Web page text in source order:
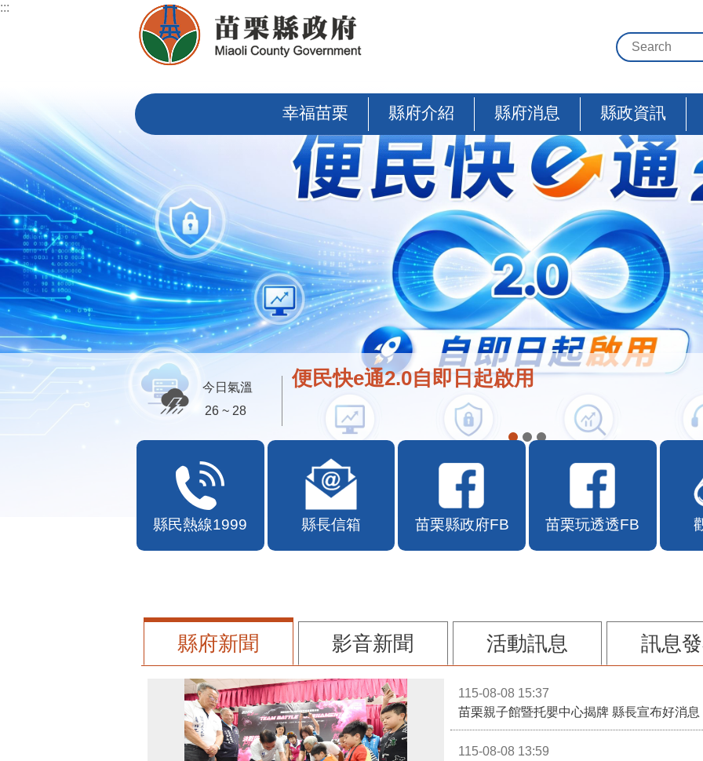
跳到主要內容區塊
:::
幸福苗栗 縣府介紹 縣府消息 縣政資訊
便民快e通2.0自即日起啟用
今日氣溫
26 ~ 28
縣民熱線1999 縣長信箱 苗栗縣政府FB 苗栗玩透透FB
縣府新聞 影音新聞 活動訊息 訊息
115-08-08 15:37
苗栗親子館暨托嬰中心揭牌 縣長宣布好消
115-08-08 13:59